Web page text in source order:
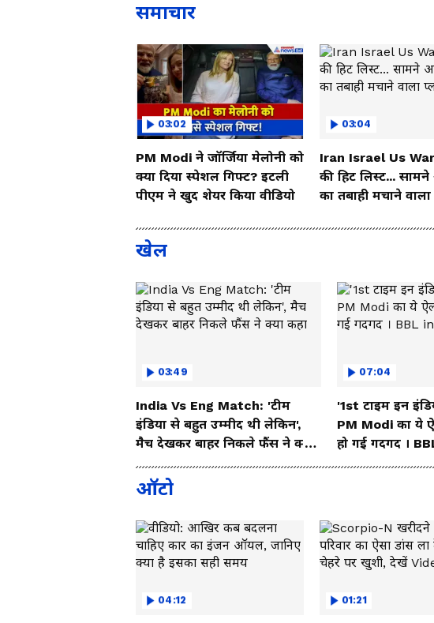
समाचार
03:02
PM Modi ने जॉर्जिया मेलोनी को
क्या दिया स्पेशल गिफ्ट? इटली
पीएम ने खुद शेयर किया वीडियो
03:04
Iran Israel Us
की हिट लिस्ट...
का तबाही मचाने वाला
खेल
03:49
India Vs Eng Match: 'टीम
इंडिया से बहुत उम्मीद थी लेकिन',
मैच देखकर बाहर निकले फैंस ने क्या
07:04
'1st टाइम इन
PM Modi का ये
हो गई गदगद ।
ऑटो
04:12 01:21